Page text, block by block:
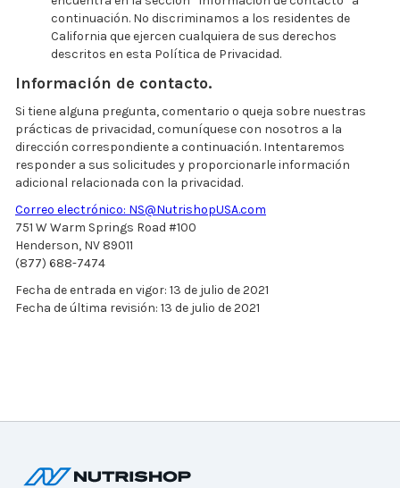
continuación. No discriminamos a los residentes de
California que ejercen cualquiera de sus derechos
descritos en esta Política de Privacidad.
Información de contacto.
Si tiene alguna pregunta, comentario o queja sobre nuestras
prácticas de privacidad, comuníquese con nosotros a la
dirección correspondiente a continuación. Intentaremos
responder a sus solicitudes y proporcionarle información
adicional relacionada con la privacidad.
Correo electrónico: NS@NutrishopUSA.com
751 W Warm Springs Road #100
Henderson, NV 89011
(877) 688-7474
Fecha de entrada en vigor: 13 de julio de 2021
Fecha de última revisión: 13 de julio de 2021